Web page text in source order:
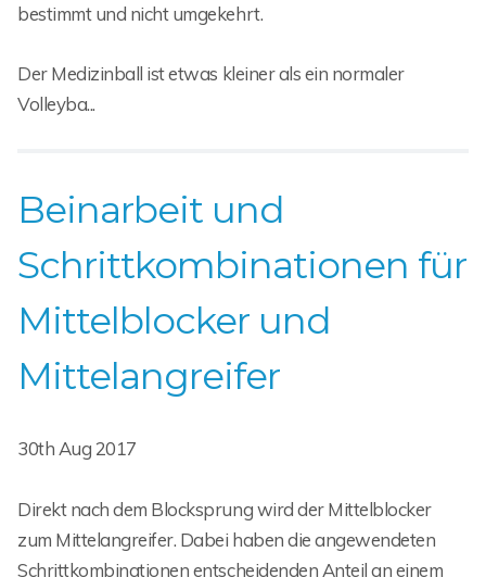
bestimmt und nicht umgekehrt.
Der Medizinball ist etwas kleiner als ein normaler
Volleyba...
Beinarbeit und
Schrittkombinationen für
Mittelblocker und
Mittelangreifer
30th Aug 2017
Direkt nach dem Blocksprung wird der Mittelblocker
zum Mittelangreifer. Dabei haben die angewendeten
Schrittkombinationen entscheidenden Anteil an einem